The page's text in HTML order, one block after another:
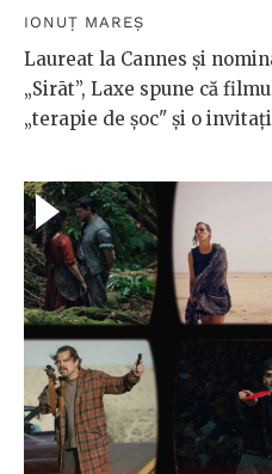
IONUȚ MAREȘ
Laureat la Cannes și
„Sirāt”, Laxe spune că
„terapie de șoc" și o